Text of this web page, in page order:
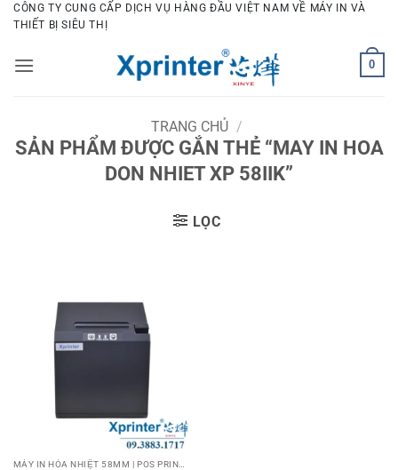
Bỏ
qua
dung
CÔNG TY CUNG CẤP DỊCH VỤ HÀNG ĐẦU VIỆT NAM VỀ MÁY IN VÀ
THIẾT BỊ SIÊU THỊ
0
TRANG CHỦ /
SẢN PHẨM ĐƯỢC GẮN THẺ “MAY IN HOA
DON NHIET XP 58IIK”
LỌC